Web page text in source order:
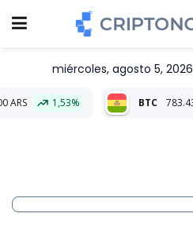
miércoles, agosto 5, 2026
783.438,45 BOB